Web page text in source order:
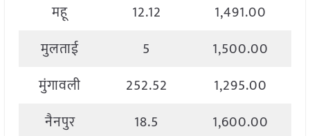
महू
12.12
1,491.00
मुलताई
5
1,500.00
मुंगावली
252.52
1,295.00
नैनपुर
18.5
1,600.00